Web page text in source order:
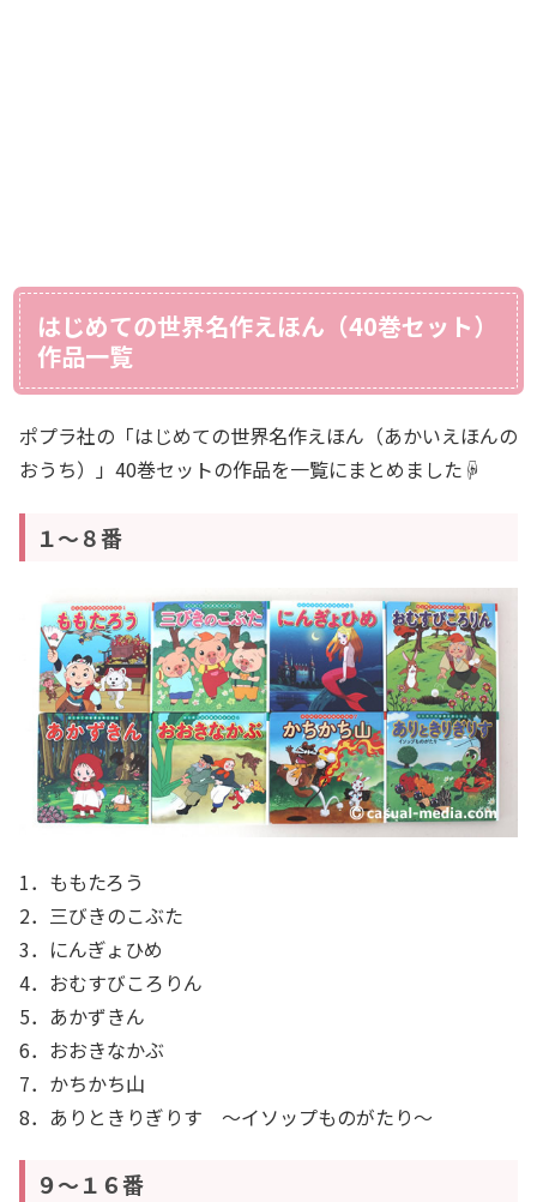
はじめての世界名作えほん（40巻セット）
作品一覧
ポプラ社の「はじめての世界名作えほん（あかいえほんの
おうち）」40巻セットの作品を一覧にまとめました☟
１～８番
1．ももたろう
2．三びきのこぶた
3．にんぎょひめ
4．おむすびころりん
5．あかずきん
6．おおきなかぶ
7．かちかち山
8．ありときりぎりす ～イソップものがたり～
９～１６番